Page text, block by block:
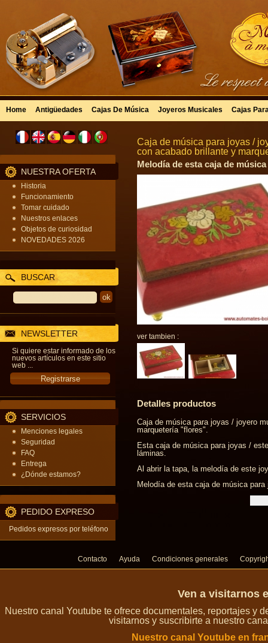
Home Antigüedades Cajas De Música Joyeros Musicales Cajas
NUESTRA OFERTA
Historia
Funcionamiento
Tomar cuidado
Nuestros enlaces
Objetos de curiosidad
NOVEDADES 2026
BUSCAR
NEWSLETTER
Si quiere estar informado de los
nuevos artículos en este sitio
web ...
SERVICIOS
Menciones legales
Seguridad
FAQ
Entrega
¿Dónde estamos?
PEDIDO EXPRESO
Pedidos expresos por teléfono
Caja de música para joyas /
con acabado brillante y
Melodía de esta caja de
ver tambien :
Detalles productos
Caja de música para joyas / joyero
marquetería "flores".
Esta caja de música para joyas /
láminas.
Al abrir la tapa, la melodía de este
Melodía de esta caja de música
Contacto Ayuda Condiciones generales
Ven a visitarnos
Nuestro canal Youtube te ofrece documentales, reportajes y
visitarnos y suscribirte a nuestro
Nuestro canal Youtube en